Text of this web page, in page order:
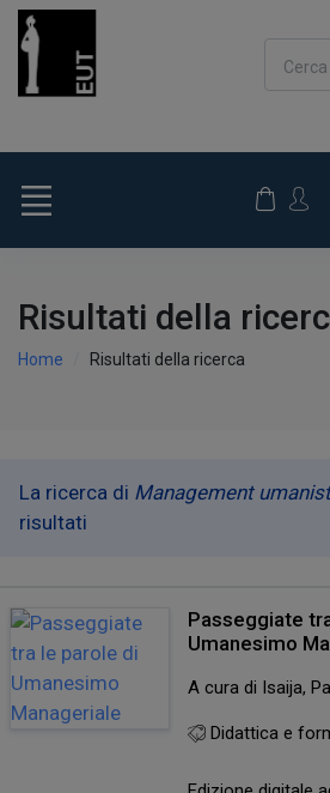
Risultati della
Home Risultati della ricerca
La ricerca di Management
risultati
Passeggiate
Umanesimo
A cura di Isaija,
Didattica e